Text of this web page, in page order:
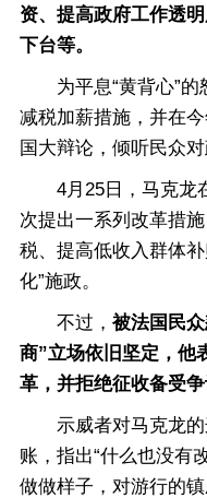
资、提高政府工作透
下台等。
为平息“黄背心”的
减税加薪措施，并在
国大辩论，倾听民众对
4月25日，马克龙
次提出一系列改革措
税、提高低收入群体
化”施政。
不过， 被法国民
商”立场依旧坚定，他
革，并拒绝征收备受争
示威者对马克龙的
账，指出“什么也没有
做做样子，对游行的镇